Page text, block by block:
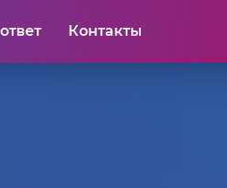
Контакты